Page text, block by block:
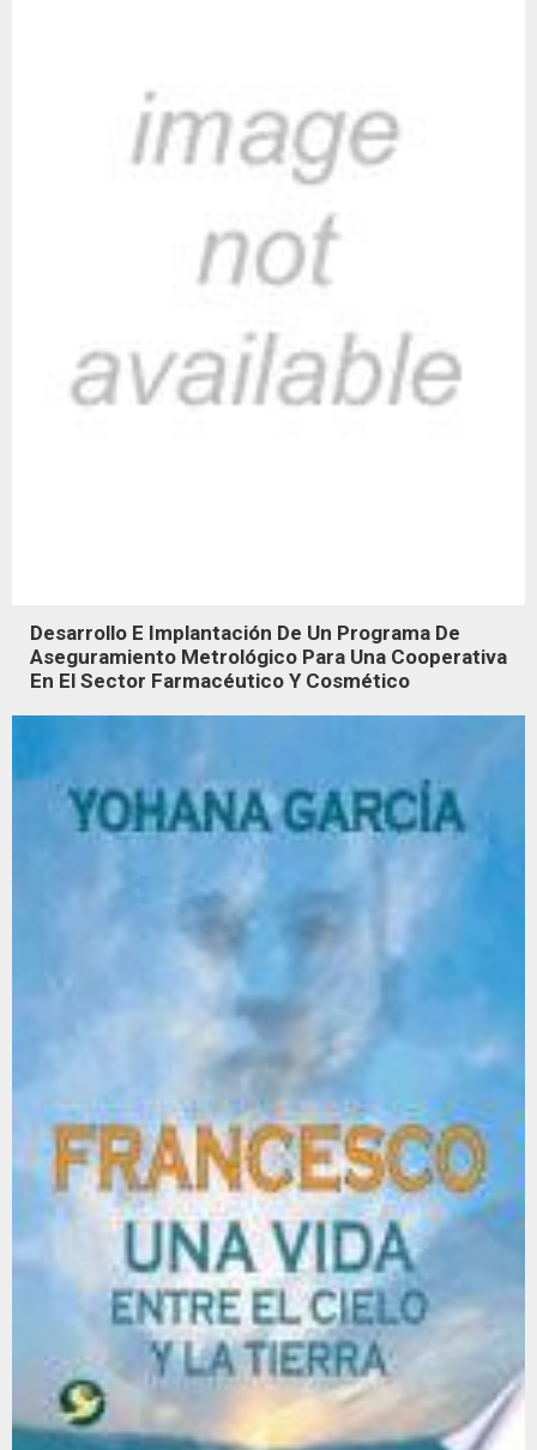
Desarrollo E Implantación De Un Programa De
Aseguramiento Metrológico Para Una Cooperativa
En El Sector Farmacéutico Y Cosmético